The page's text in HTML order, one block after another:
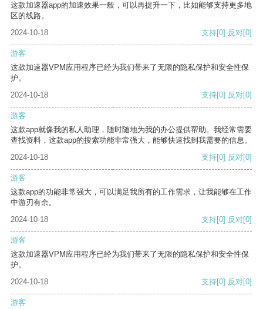
这款加速器app的加速效果一般，可以再提升一下，比如能够支持更多地
区的线路。
2024-10-18
支持[0] 反对[0]
游客
这款加速器VPM应用程序已经为我们带来了无限的隐私保护和安全性保
护。
2024-10-18
支持[0] 反对[0]
游客
这款app就像我的私人助理，随时随地为我的办公提供帮助。我经常需要
查找资料，这款app的搜索功能非常强大，能够快速找到我需要的信息。
2024-10-18
支持[0] 反对[0]
游客
这款app的功能非常强大，可以满足我所有的工作需求，让我能够在工作
中游刃有余。
2024-10-18
支持[0] 反对[0]
游客
这款加速器VPM应用程序已经为我们带来了无限的隐私保护和安全性保
护。
2024-10-18
支持[0] 反对[0]
游客